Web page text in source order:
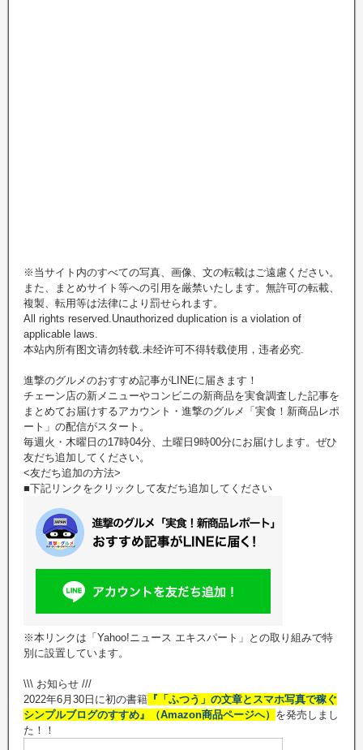
※当サイト内のすべての写真、画像、文の転載はご遠慮ください。
また、まとめサイト等への引用を厳禁いたします。無許可の転載、
複製、転用等は法律により罰せられます。
All rights reserved.Unauthorized duplication is a violation of
applicable laws.
本站內所有图文请勿转载.未经许可不得转载使用，违者必究.
進撃のグルメのおすすめ記事がLINEに届きます！
チェーン店の新メニューやコンビニの新商品を実食調査した記事を
まとめてお届けするアカウント・進撃のグルメ「実食！新商品レポ
ート」の配信がスタート。
毎週火・木曜日の17時04分、土曜日9時00分にお届けします。ぜひ
友だち追加してください。
<友だち追加の方法>
■下記リンクをクリックして友だち追加してください
※本リンクは「Yahoo!ニュース エキスパート」との取り組みで特
別に設置しています。
\\\ お知らせ ///
2022年6月30日に初の書籍 『「ふつう」の文章とスマホ写真で稼ぐ
シンプルブログのすすめ』（Amazon商品ページへ） を発売しまし
た！！